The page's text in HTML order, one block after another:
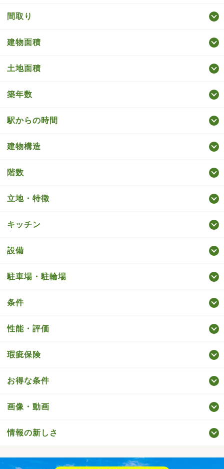
間取り
建物面積
土地面積
築年数
駅からの時間
建物構造
階数
立地・特徴
キッチン
設備
駐車場・駐輪場
条件
性能・評価
瑕疵保険
お得な条件
画像・動画
情報の新しさ